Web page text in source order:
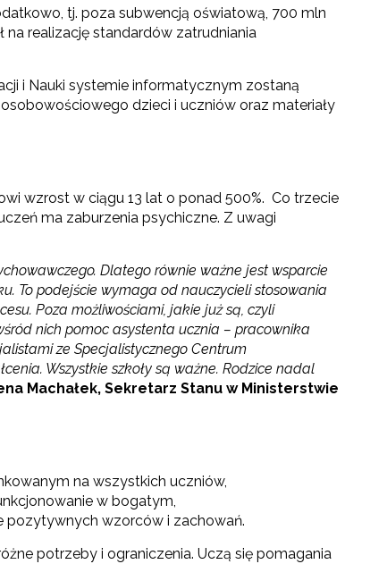
tj. poza subwencją oświatową, 700 mln
realizację standardów zatrudniania
i Nauki systemie informatycznym zostaną
dzieci i uczniów oraz materiały
wzrost w ciągu 13 lat o ponad 500%. Co trzecie
ma zaburzenia psychiczne. Z uwagi
Dlatego równie ważne jest wsparcie
To podejście wymaga od nauczycieli stosowania
Poza możliwościami, jakie już są, czyli
nich pomoc asystenta ucznia – pracownika
ze Specjalistycznego Centrum
Wszystkie szkoły są ważne. Rodzice nadal
Machałek, Sekretarz Stanu w Ministerstwie
na wszystkich uczniów,
w bogatym,
pozytywnych wzorców i zachowań.
potrzeby i ograniczenia. Uczą się pomagania